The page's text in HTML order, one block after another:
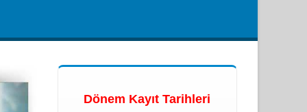
Dönem Kayıt Tarihleri